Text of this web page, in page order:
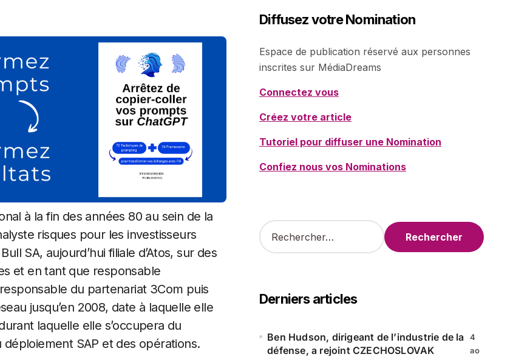
à la fin des années 80 au sein de la
risques pour les investisseurs
SA, aujourd’hui filiale d’Atos, sur des
et en tant que responsable
du partenariat 3Com puis
jusqu’en 2008, date à laquelle elle
laquelle elle s’occupera du
SAP et des opérations.
Diffusez votre Nomination
Espace de publication réservé aux personnes
inscrites sur MédiaDreams
Connectez vous
Créez votre article
Tutoriel pour diffuser une Nomination
Confiez nous vos Nominations
R
e
r
c
e
Derniers articles
Ben Hudson, dirigeant de l’industrie de la
défense, a rejoint CZECHOSLOVAK
4
ao